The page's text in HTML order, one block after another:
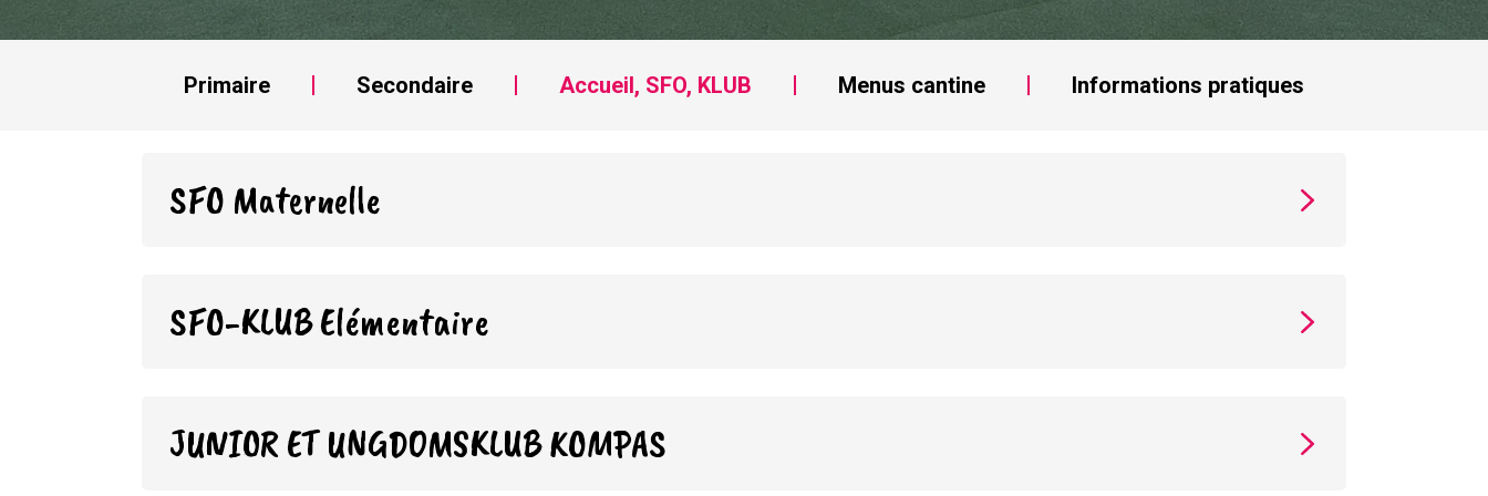
Primaire Secondaire Accueil, SFO, KLUB Menus cantine Informations pratiques
SFO Maternelle
SFO-KLUB Elémentaire
JUNIOR ET UNGDOMSKLUB KOMPAS